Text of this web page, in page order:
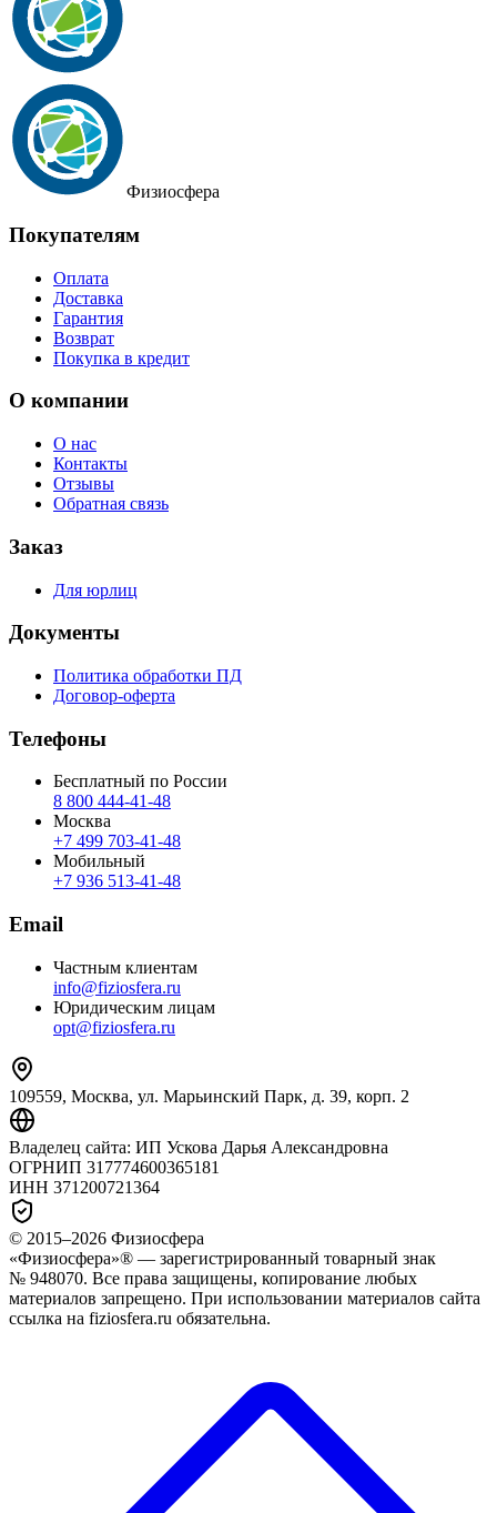
Физиосфера
Покупателям
Оплата
Доставка
Гарантия
Возврат
Покупка в кредит
О компании
О нас
Контакты
Отзывы
Обратная связь
Заказ
Для юрлиц
Документы
Политика обработки ПД
Договор-оферта
Телефоны
Бесплатный по России
8 800 444‑41‑48
Москва
+7 499 703‑41‑48
Мобильный
+7 936 513‑41‑48
Email
Частным клиентам
info@fiziosfera.ru
Юридическим лицам
opt@fiziosfera.ru
109559, Москва, ул. Марьинский Парк, д. 39, корп. 2
Владелец сайта: ИП Ускова Дарья Александровна
ОГРНИП 317774600365181
ИНН 371200721364
© 2015–2026 Физиосфера
«Физиосфера»® — зарегистрированный товарный знак
№ 948070. Все права защищены, копирование любых
материалов запрещено. При использовании материалов сайта
ссылка на fiziosfera.ru обязательна.